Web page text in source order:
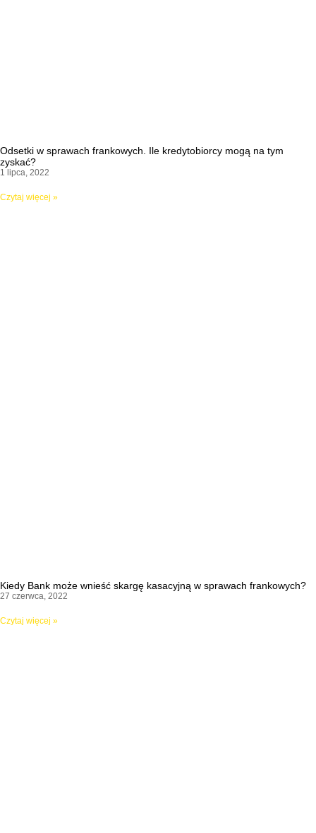
Odsetki w sprawach frankowych. Ile kredytobiorcy mogą na tym
zyskać?
1 lipca, 2022
Czytaj więcej »
Kiedy Bank może wnieść skargę kasacyjną w sprawach frankowych?
27 czerwca, 2022
Czytaj więcej »